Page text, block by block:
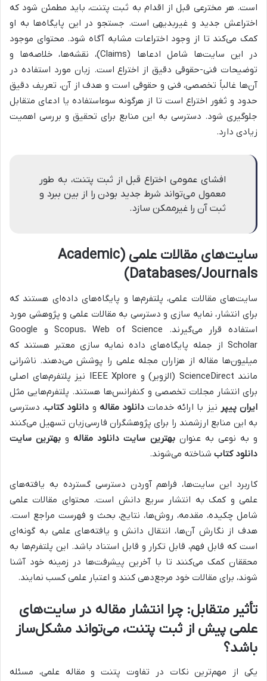
است. هر مخترعی قبل از اقدام به ثبت پتنت، باید مطمئن شود که
اختراعش جدید و غیربدیهی است. جستجو در این پایگاه‌ها به او
کمک می‌کند تا از وجود اختراعات مشابه آگاه شود. محتوای موجود
در این سایت‌ها شامل ادعاها (Claims)، نقشه‌ها، خلاصه‌ها و
توضیحات فنی-حقوقی دقیق از اختراع است. زبان مورد استفاده در
آن‌ها غالباً تخصصی، فنی و حقوقی است و هدف از آن، تعریف دقیق
حدود و ثغور اختراع است تا از هرگونه سوءاستفاده یا ادعای متقابل
جلوگیری شود. دسترسی به این منابع برای تحقیق و بررسی اهمیت
زیادی دارد.
افشای عمومی اختراع قبل از ثبت پتنت، به طور
معمول می‌تواند شرط جدید بودن را از بین ببرد و
ثبت آن را غیرممکن سازد.
سایت‌های مقالات علمی (Academic
Databases/Journals)
سایت‌های مقالات علمی، پلتفرم‌ها و پایگاه‌های داده‌ای هستند که
برای انتشار، نمایه سازی و دسترسی به مقالات علمی و پژوهشی مورد
استفاده قرار می‌گیرند. Scopus، Web of Science و Google
Scholar از جمله پایگاه‌های داده نمایه سازی معتبر هستند که
میلیون‌ها مقاله از هزاران مجله علمی را پوشش می‌دهند. ناشرانی
مانند ScienceDirect (الزویر) و IEEE Xplore نیز پلتفرم‌های اصلی
برای انتشار مجلات تخصصی و کنفرانس‌ها هستند. پلتفرم‌هایی مثل
ایران پیپر نیز با ارائه خدماتدانلود مقاله و دانلود کتاب، دسترسی
به این منابع ارزشمند را برای پژوهشگران فارسی‌زبان تسهیل می‌کنند
و به نوعی به عنوانبهترین سایت دانلود مقاله و بهترین سایت
دانلود کتاب شناخته می‌شوند.
کاربرد این سایت‌ها، فراهم آوردن دسترسی گسترده به یافته‌های
علمی و کمک به انتشار سریع دانش است. محتوای مقالات علمی
شامل چکیده، مقدمه، روش‌ها، نتایج، بحث و فهرست مراجع است.
هدف از نگارش آن‌ها، انتقال دانش و یافته‌های علمی به گونه‌ای
است که قابل فهم، قابل تکرار و قابل استناد باشد. این پلتفرم‌ها به
محققان کمک می‌کنند تا با آخرین پیشرفت‌ها در زمینه خود آشنا
شوند، برای مقالات خود مرجع‌دهی کنند و اعتبار علمی کسب نمایند.
تأثیر متقابل: چرا انتشار مقاله در سایت‌های
علمی پیش از ثبت پتنت، می‌تواند مشکل‌ساز
باشد؟
یکی از مهم‌ترین نکات در تفاوت پتنت و مقاله علمی، مسئله